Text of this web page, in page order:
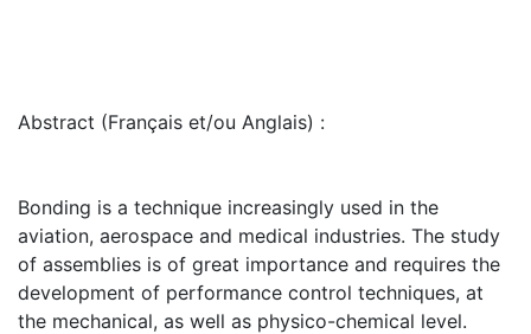
Abstract (Français et/ou Anglais) :
Bonding is a technique increasingly used in the
aviation, aerospace and medical industries. The study
of assemblies is of great importance and requires the
development of performance control techniques, at
the mechanical, as well as physico-chemical level.